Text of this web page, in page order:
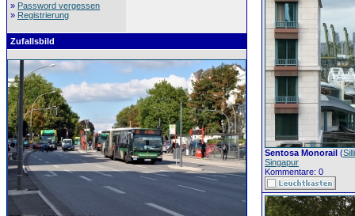
» Password vergessen
» Registrierung
Zufallsbild
Sentosa Monorail (Silli
Singapur
Kommentare: 0